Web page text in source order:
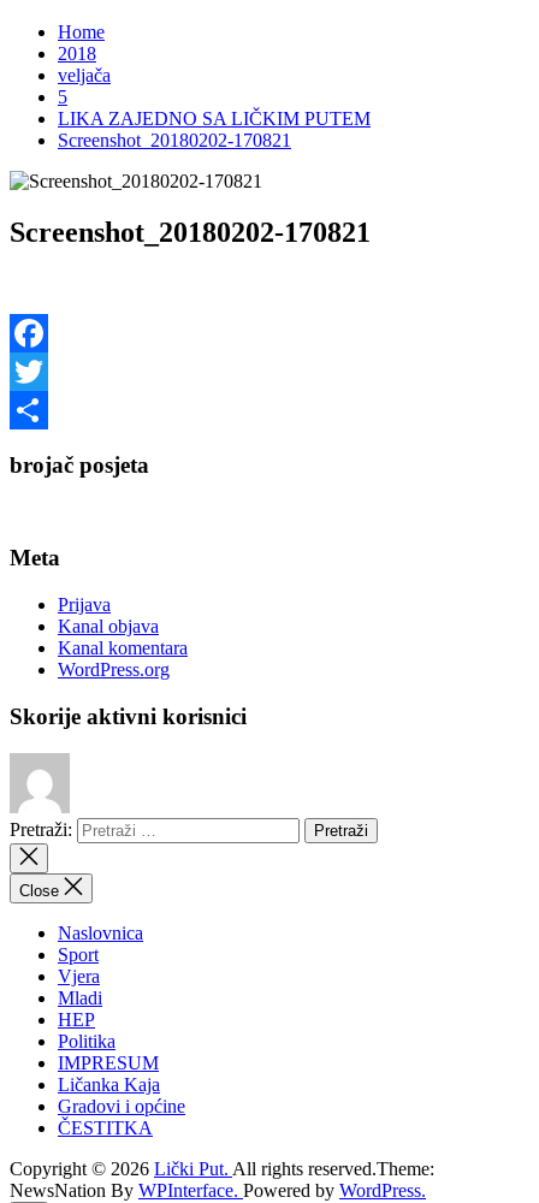
Home
2018
veljača
5
LIKA ZAJEDNO SA LIČKIM PUTEM
Screenshot_20180202-170821
Screenshot_20180202-170821
Facebook
Twitter
brojač posjeta
Meta
Prijava
Kanal objava
Kanal komentara
WordPress.org
Skorije aktivni korisnici
Pretraži:
Close
Naslovnica
Sport
Vjera
Mladi
HEP
Politika
IMPRESUM
Ličanka Kaja
Gradovi i općine
ČESTITKA
Copyright © 2026 Lički Put. All rights reserved.Theme:
NewsNation By WPInterface. Powered by WordPress.